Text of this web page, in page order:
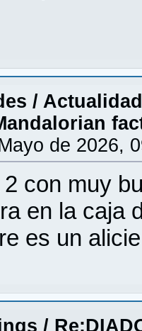
/ Actualidad
de 2026,
con muy
en la caja
es un
/